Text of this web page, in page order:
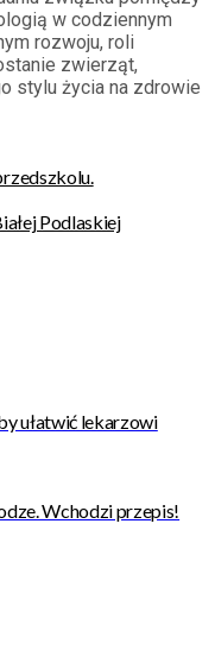
w codziennym
rozwoju, roli
zwierząt,
stylu życia na zdrowie
Podlaskiej
ułatwić lekarzowi
Wchodzi przepis!